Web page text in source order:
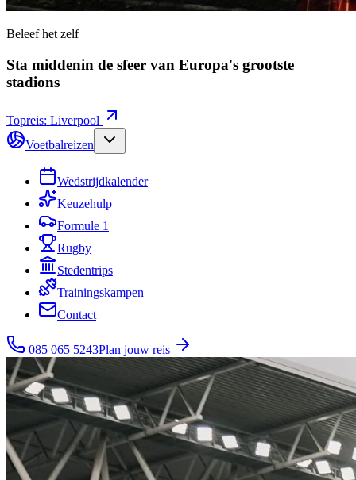
Beleef het zelf
Sta middenin de sfeer van Europa's grootste
stadions
Topreis: Liverpool
Voetbalreizen
Wedstrijdkalender
Keuzehulp
Formule 1
Rugby
Stedentrips
Trainingskampen
Contact
085 065 5243Plan jouw reis